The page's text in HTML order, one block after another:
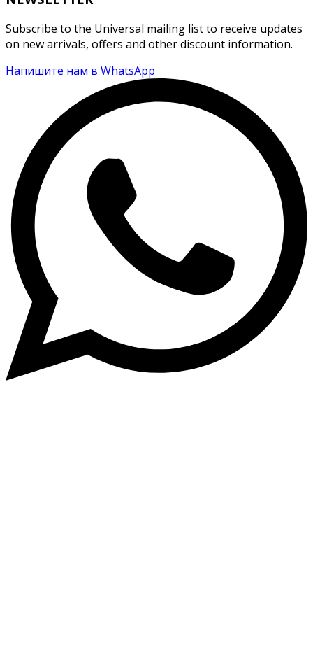
Subscribe to the Universal mailing list to receive updates
on new arrivals, offers and other discount information.
Напишите нам в WhatsApp